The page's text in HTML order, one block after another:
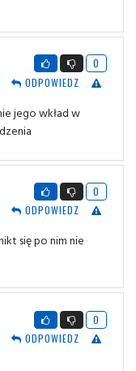
0
ODPOWIEDZ
jego wkład w
0
ODPOWIEDZ
się po nim nie
0
ODPOWIEDZ